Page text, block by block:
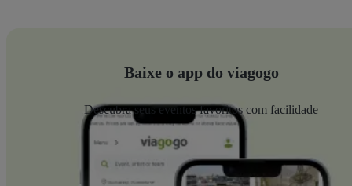
Baixe o app do viagogo
Descubra seus eventos favoritos com facilidade